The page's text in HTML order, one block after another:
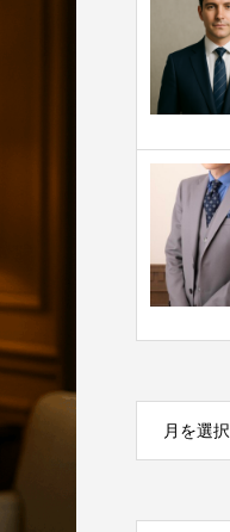
月を選択